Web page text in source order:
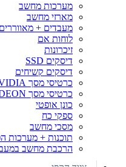
מערכות מחשב
מארזי מחשב
מעבדים + מאווררים
לוחות אם
זיכרונות
דיסקים SSD
דיסקים קשיחים
כרטיסי מסך NVIDIA
כרטיסי מסך RADEON
כונן אופטי
ספקי כח
מסכי מחשב
תוכנות + מערכות
הרכבת מחשב